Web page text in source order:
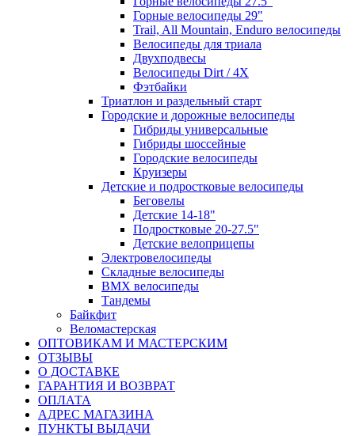
Горные велосипеды 29"
Trail, All Mountain, Enduro велосипеды
Велосипеды для триала
Двухподвесы
Велосипеды Dirt / 4X
Фэтбайки
Триатлон и раздельный старт
Городские и дорожные велосипеды
Гибриды универсальные
Гибриды шоссейные
Городские велосипеды
Круизеры
Детские и подростковые велосипеды
Беговелы
Детские 14-18"
Подростковые 20-27.5"
Детские велоприцепы
Электровелосипеды
Складные велосипеды
BMX велосипеды
Тандемы
Байкфит
Веломастерская
ОПТОВИКАМ И МАСТЕРСКИМ
ОТЗЫВЫ
О ДОСТАВКЕ
ГАРАНТИЯ И ВОЗВРАТ
ОПЛАТА
АДРЕС МАГАЗИНА
ПУНКТЫ ВЫДАЧИ